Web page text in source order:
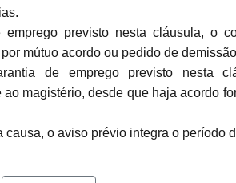
previsto nesta cláusula, o
mútuo acordo ou pedido de
de emprego previsto nesta
magistério, desde que haja acordo
o aviso prévio integra o período